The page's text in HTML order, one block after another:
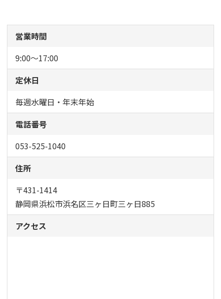
営業時間
9:00～17:00
定休日
毎週水曜日・年末年始
電話番号
053-525-1040
住所
〒431-1414
静岡県浜松市浜名区三ヶ日町三ヶ日885
アクセス